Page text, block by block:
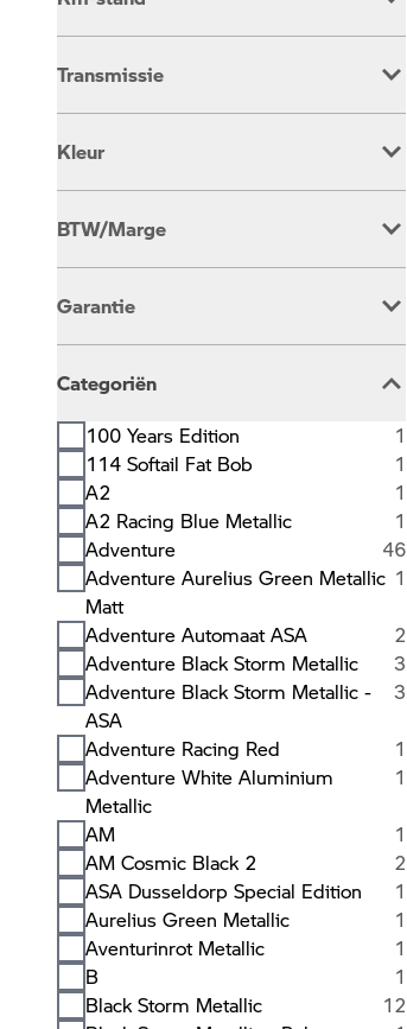
Transmissie
Handgeschakeld
351
Kleur
Blauw
92
Bruin
2
Groen
28
Oranje
2
Overig
4
Rood
Wit
71
Zilver
5
Zwart
167
BTW/Marge
BTW Is Niet Aftrekbaar
45
Garantie
BOVAG Garantie
5
Categoriën
100 Years Edition
1
114 Softail Fat Bob
1
A2
1
A2 Racing Blue Metallic
1
Adventure
46
Adventure Aurelius Green Metallic
Matt
1
Adventure Automaat ASA
2
Adventure Black Storm Metallic
3
Adventure Black Storm Metallic -
ASA
3
Adventure Racing Red
1
Adventure White Aluminium
Metallic
1
AM
1
AM Cosmic Black 2
2
ASA Dusseldorp Special Edition
1
Aurelius Green Metallic
1
Aventurinrot Metallic
1
B
1
Black Storm Metallic
12